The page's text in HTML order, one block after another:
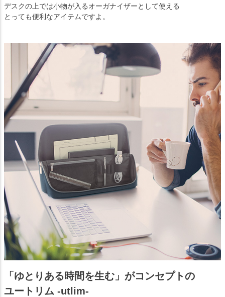
デスクの上では小物が入るオーガナイザーとして使える
とっても便利なアイテムですよ。
「ゆとりある時間を生む」がコンセプトの
ユートリム -utlim-